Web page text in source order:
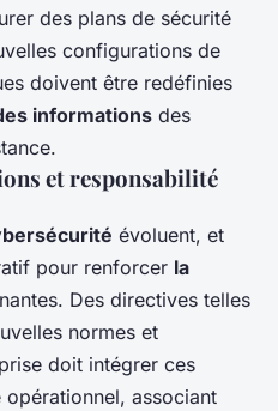
des plans de sécurité
configurations de
doivent être redéfinies
informations des
et responsabilité
évoluent, et
pour renforcer la
Des directives telles
normes et
doit intégrer ces
associant